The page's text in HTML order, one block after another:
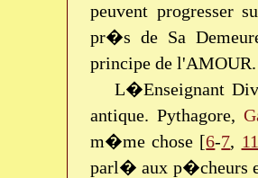
peuvent progresser
pr�s de Sa
principe de l'AMOUR.
L�Enseignant
antique. Pythagore,
m�me chose [6-7, 11
parl� aux p�cheurs